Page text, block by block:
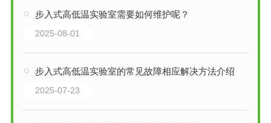
步入式高低温实验室需要如何维护呢？
2025-08-01
步入式高低温实验室的常见故障相应解决方法介绍
2025-07-23